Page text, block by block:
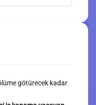
götürecek kadar